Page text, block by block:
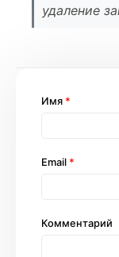
удаление
Комментарий
Имя *
Email *